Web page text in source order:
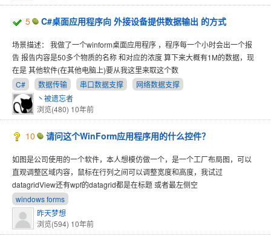
5 C#桌面应用程序向 外接设备提供数据输出 的方式
场景描述： 我做了一个winform桌面应用程序 ，程序每一个小时会出一个报
告 报告内容是50多个物质的名称 和对应的浓度 算下来大概有1M的数据，现
在是 其他软件(在其他电脑上)要从我这里来取这个数
C#
数据传输 串口数据支撑
网络数据支撑
丶被遗忘者
浏览(480) 10年前
10 请问这个WinForm应用程序用的什么控件？
如图是公司使用的一个软件，本人想模仿做一个，是一个工厂布局图，可以
直观调整区域内容，鼠标在行列之间可以调整宽度和高度，我试过
datagridView还有wpf的datagrid都是在标题 或者最左侧空
windows forms
昨天梦想
浏览(594) 10年前